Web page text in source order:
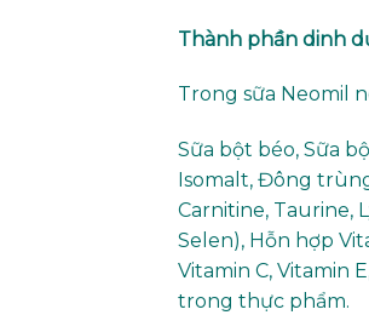
Thành phần dinh
Trong sữa Neomil
Sữa bột béo, Sữa
Isomalt, Đông
Carnitine, Taurine,
Selen), Hỗn hợp
Vitamin C, Vitamin
trong thực phẩm.